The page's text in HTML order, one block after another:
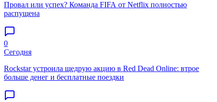
Провал или успех? Команда FIFA от Netflix полностью
распущена
0
Сегодня
Rockstar устроила щедрую акцию в Red Dead Online: втрое
больше денег и бесплатные поездки